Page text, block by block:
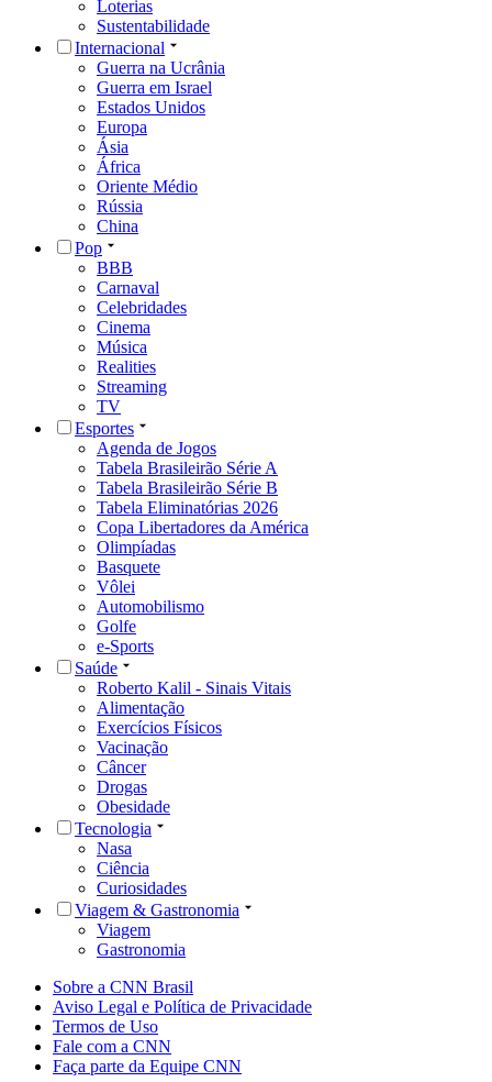
Loterias
Sustentabilidade
Internacional
Guerra na Ucrânia
Guerra em Israel
Estados Unidos
Europa
Ásia
África
Oriente Médio
Rússia
China
Pop
BBB
Carnaval
Celebridades
Cinema
Música
Realities
Streaming
TV
Esportes
Agenda de Jogos
Tabela Brasileirão Série A
Tabela Brasileirão Série B
Tabela Eliminatórias 2026
Copa Libertadores da América
Olimpíadas
Basquete
Vôlei
Automobilismo
Golfe
e-Sports
Saúde
Roberto Kalil - Sinais Vitais
Alimentação
Exercícios Físicos
Vacinação
Câncer
Drogas
Obesidade
Tecnologia
Nasa
Ciência
Curiosidades
Viagem & Gastronomia
Viagem
Gastronomia
Sobre a CNN Brasil
Aviso Legal e Política de Privacidade
Termos de Uso
Fale com a CNN
Faça parte da Equipe CNN